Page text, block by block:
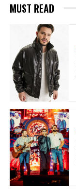
MUST READ